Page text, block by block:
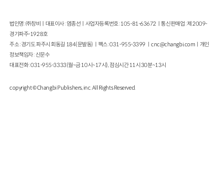
법인명 : ㈜창비ㅣ대표이사 : 염종선ㅣ사업자등록번호 : 105-81-63672ㅣ통신판매업 : 제 2009-
경기파주-1928호
주소 : 경기도 파주시 회동길 184(문발동)ㅣ팩스 : 031-955-3399 ㅣcnc@changbi.com ㅣ개인
정보책임자 : 신문수
대표전화 : 031-955-3333(월~금 10시~17시), 점심시간 11시 30분~13시
copyright © Changbi Publishers, inc. All Rights Reserved.